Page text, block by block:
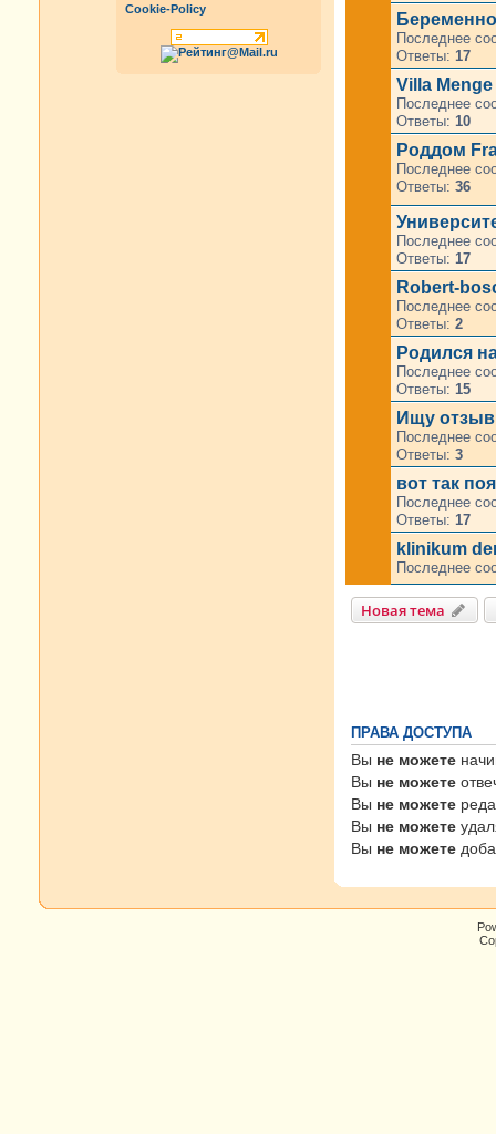
Cookie-Policy
Последнее
Ответы: 17
Villa
Последнее
Ответы: 10
Роддом
Последнее
Ответы: 36
Последнее
Ответы: 17
Robert-
Последнее
Ответы: 2
Родился
Последнее
Ответы: 15
Ищу
Последнее
Ответы: 3
вот так
Последнее
Ответы: 17
klinikum
Последнее
Новая тема
ПРАВА ДОСТУПА
Вы не можете
Вы не можете
Вы не можете
Вы не можете
Вы не можете